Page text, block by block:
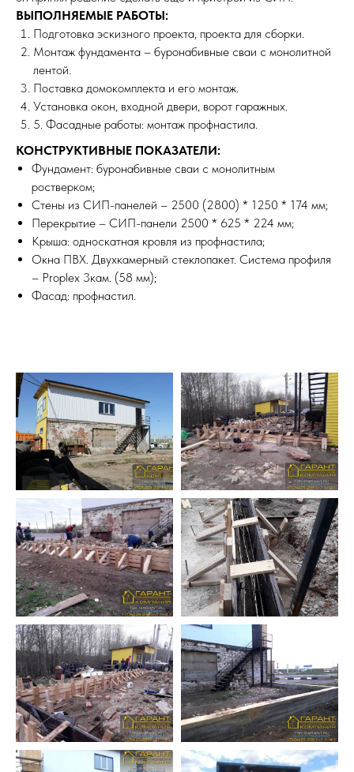
ВЫПОЛНЯЕМЫЕ РАБОТЫ:
Подготовка эскизного проекта, проекта для сборки.
Монтаж фундамента – буронабивные сваи с монолитной
лентой.
Поставка домокомплекта и его монтаж.
Установка окон, входной двери, ворот гаражных.
5. Фасадные работы: монтаж профнастила.
КОНСТРУКТИВНЫЕ ПОКАЗАТЕЛИ:
Фундамент: буронабивные сваи с монолитным
ростверком;
Стены из СИП-панелей – 2500 (2800) * 1250 * 174 мм;
Перекрытие – СИП-панели 2500 * 625 * 224 мм;
Крыша: односкатная кровля из профнастила;
Окна ПВХ. Двухкамерный стеклопакет. Система профиля
– Proplex 3кам. (58 мм);
Фасад: профнастил.